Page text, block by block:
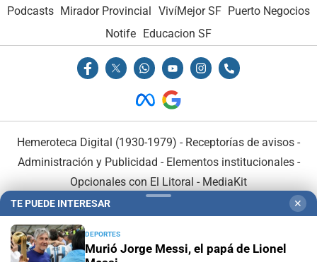
Podcasts Mirador Provincial VivíMejor SF Puerto Negocios
Notife
Educacion SF
Hemeroteca Digital (1930-1979) - Receptorías de avisos -
Administración y Publicidad - Elementos institucionales-
Opcionales con El Litoral - MediaKit
TE PUEDE INTERESAR ✕
DEPORTES
Murió Jorge Messi, el papá de Lionel